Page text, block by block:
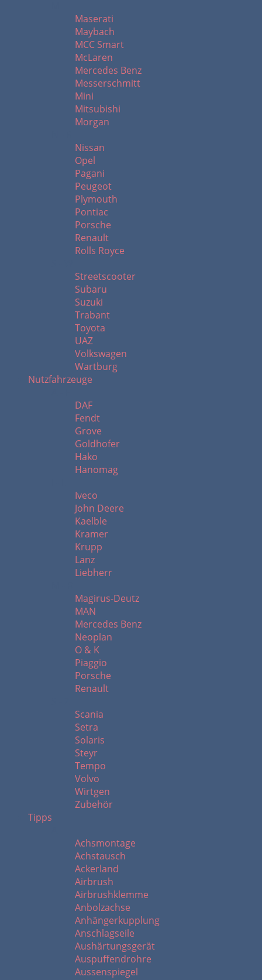
Maserati
Maybach
MCC Smart
McLaren
Mercedes Benz
Messerschmitt
Mini
Mitsubishi
Morgan
Nissan
Opel
Pagani
Peugeot
Plymouth
Pontiac
Porsche
Renault
Rolls Royce
Streetscooter
Subaru
Suzuki
Trabant
Toyota
UAZ
Volkswagen
Wartburg
Nutzfahrzeuge
DAF
Fendt
Grove
Goldhofer
Hako
Hanomag
Iveco
John Deere
Kaelble
Kramer
Krupp
Lanz
Liebherr
Magirus-Deutz
MAN
Mercedes Benz
Neoplan
O & K
Piaggio
Porsche
Renault
Scania
Setra
Solaris
Steyr
Tempo
Volvo
Wirtgen
Zubehör
Tipps
Achsmontage
Achstausch
Ackerland
Airbrush
Airbrushklemme
Anbolzachse
Anhängerkupplung
Anschlagseile
Aushärtungsgerät
Auspuffendrohre
Aussenspiegel